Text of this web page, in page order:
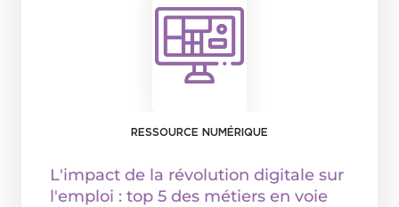
RESSOURCE NUMÉRIQUE
L'impact de la révolution digitale sur
l'emploi : top 5 des métiers en voie